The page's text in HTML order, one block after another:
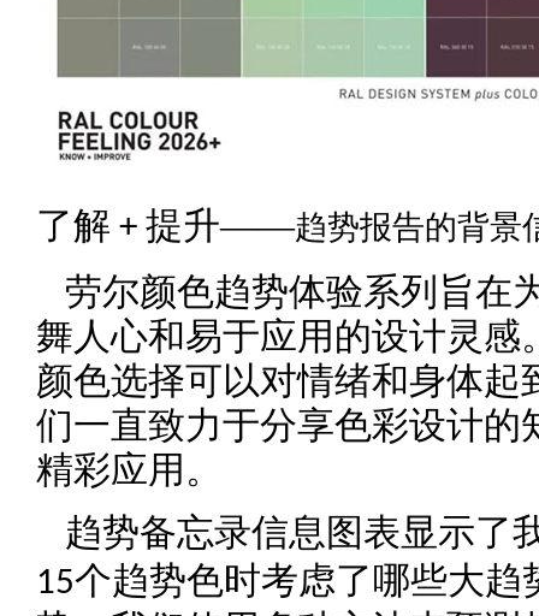
了解 + 提升——趋势报告的背景
劳尔颜色趋势体验系列旨在
舞人心和易于应用的设计灵感
颜色选择可以对情绪和身体起
们一直致力于分享色彩设计的
精彩应用。
趋势备忘录信息图表显示了
15个趋势色时考虑了哪些大趋